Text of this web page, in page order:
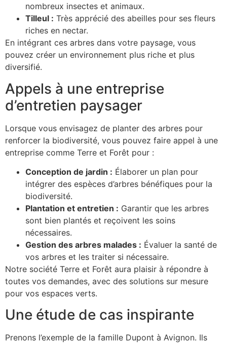
nombreux insectes et animaux.
Tilleul : Très apprécié des abeilles pour ses fleurs
riches en nectar.
En intégrant ces arbres dans votre paysage, vous
pouvez créer un environnement plus riche et plus
diversifié.
Appels à une entreprise
d’entretien paysager
Lorsque vous envisagez de planter des arbres pour
renforcer la biodiversité, vous pouvez faire appel à une
entreprise comme Terre et Forêt pour :
Conception de jardin : Élaborer un plan pour
intégrer des espèces d’arbres bénéfiques pour la
biodiversité.
Plantation et entretien : Garantir que les arbres
sont bien plantés et reçoivent les soins
nécessaires.
Gestion des arbres malades : Évaluer la santé de
vos arbres et les traiter si nécessaire.
Notre société Terre et Forêt aura plaisir à répondre à
toutes vos demandes, avec des solutions sur mesure
pour vos espaces verts.
Une étude de cas inspirante
Prenons l’exemple de la famille Dupont à Avignon. Ils